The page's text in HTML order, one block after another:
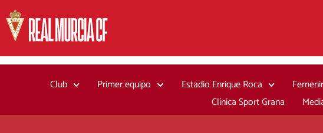
al
contenido
Club Primer equipo Estadio Enrique Roca
Clínica Sport Grana